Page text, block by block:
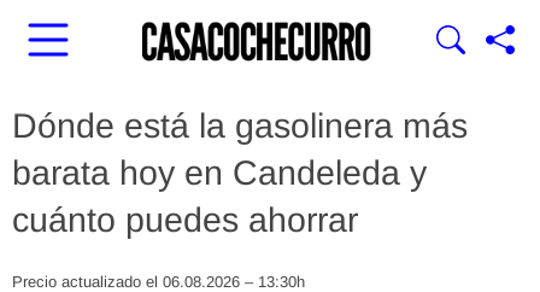
Dónde está la gasolinera más
barata hoy en Candeleda y
cuánto puedes ahorrar
Precio actualizado el 06.08.2026 – 13:30h